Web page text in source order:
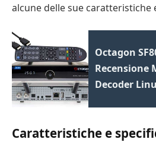
alcune delle sue caratteristiche
Octagon
Recensione
Decoder
Caratteristiche e